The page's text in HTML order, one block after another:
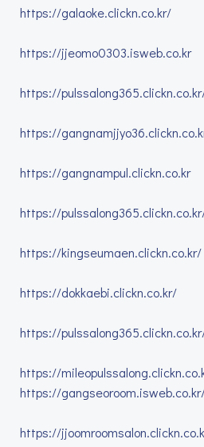
https://galaoke.clickn.co.kr/
https://jjeomo0303.isweb.co.kr
https://
https://
https://gangnampul.clickn.co.kr
https://
https://kingseumaen.clickn.co.kr/
https://dokkaebi.clickn.co.kr/
https://
https://
https://
https://